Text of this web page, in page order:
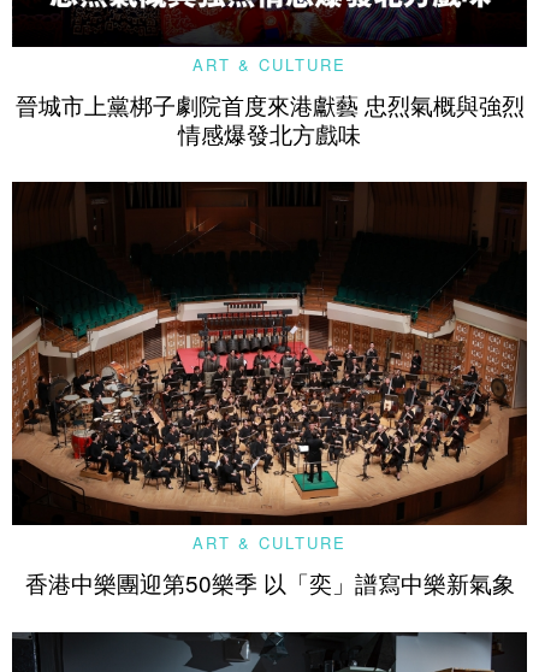
ART & CULTURE
晉城市上黨梆子劇院首度來港獻藝 忠烈氣概與強烈
情感爆發北方戲味
ART & CULTURE
香港中樂團迎第50樂季 以「奕」譜寫中樂新氣象